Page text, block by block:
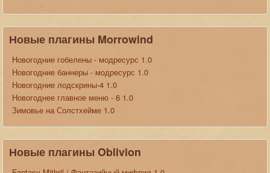
Новые плагины Morrowind
Новогодние гобелены - модресурс 1.0
Новогодние баннеры - модресурс 1.0
Новогодние лодскрины-4 1.0
Новогоднее главное меню - 6 1.0
Зимовье на Солстхейме 1.0
Новые плагины Oblivion